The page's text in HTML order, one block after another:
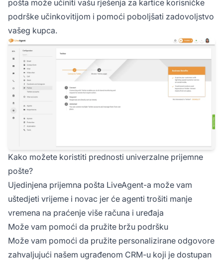
pošta može učiniti vašu rješenja za kartice korisničke
podrške učinkovitijom i pomoći poboljšati zadovoljstvo
vašeg kupca.
Kako možete koristiti prednosti univerzalne prijemne
pošte?
Ujedinjena prijemna pošta LiveAgent-a može vam
uštedjeti vrijeme i novac jer će agenti trošiti manje
vremena na praćenje više računa i uređaja
Može vam pomoći da pružite bržu podršku
Može vam pomoći da pružite personalizirane odgovore
zahvaljujući našem ugrađenom CRM-u koji je dostupan